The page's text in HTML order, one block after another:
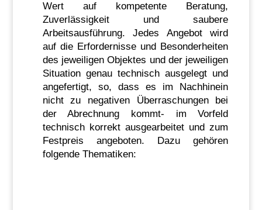
Wert auf kompetente Beratung,
Zuverlässigkeit und saubere
Arbeitsausführung. Jedes Angebot wird
auf die Erfordernisse und Besonderheiten
des jeweiligen Objektes und der jeweiligen
Situation genau technisch ausgelegt und
angefertigt, so, dass es im Nachhinein
nicht zu negativen Überraschungen bei
der Abrechnung kommt- im Vorfeld
technisch korrekt ausgearbeitet und zum
Festpreis angeboten. Dazu gehören
folgende Thematiken: